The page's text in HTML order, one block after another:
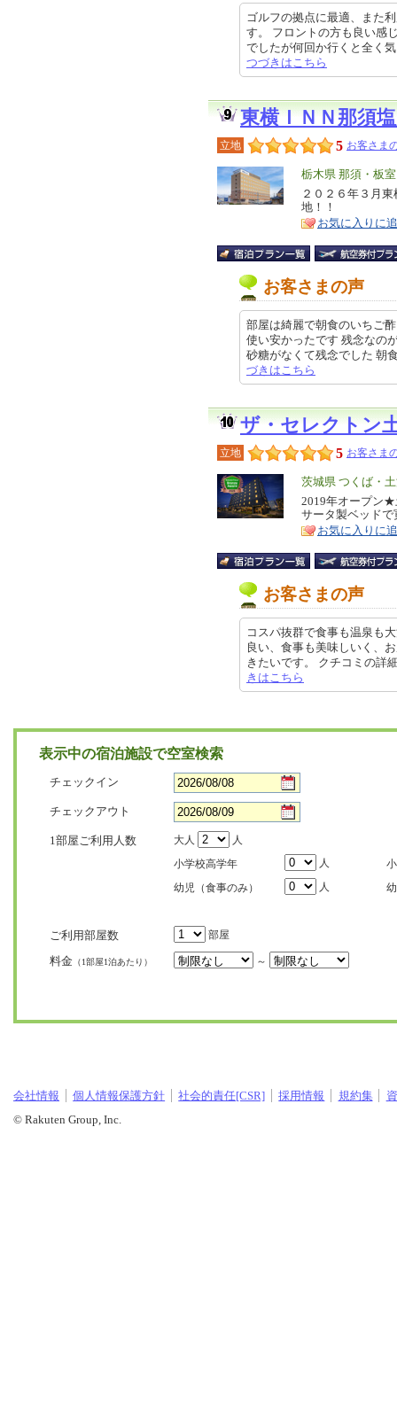
ゴルフの拠点に最適、また
す。 フロントの方も良い感
でしたが何回か行くと全く
つづきはこちら
東横ＩＮＮ那須
立地 5 お客さま
エ
リ
ア
栃木県 那須・板
特
徴
２０２６年３月
地！！
お気に入りに
お客さまの声
部屋は綺麗で朝食のいちご
使い安かったです 残念なの
砂糖がなくて残念でした
づきはこちら
ザ・セレクトン
立地 5 お客さま
エ
リ
ア
茨城県 つくば・
特
徴
2019年オープン★
サータ製ベッド
お気に入りに
お客さまの声
コスパ抜群で食事も温泉も
良い、食事も美味しいく、
きたいです。 クチコミの
きはこちら
表示中の宿泊施設で空室検索
チェックイン
チェックアウト
1部屋ご利用人数 大人
人
小学校高学年
人
幼児（食事のみ）
人
ご利用部屋数 部屋
料金 （1部屋1泊あたり） ～
会社情報 個人情報保護方針 社会的責任[CSR] 採用情報 規約集
© Rakuten Group, Inc.